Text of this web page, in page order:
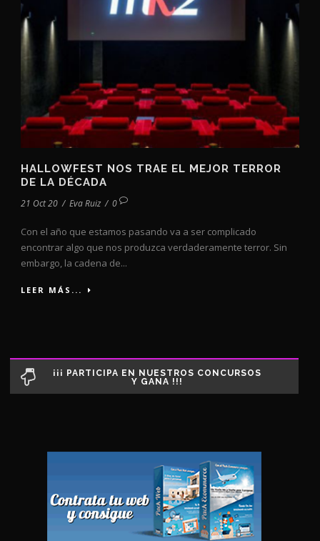
HALLOWFEST NOS TRAE EL MEJOR TERROR
DE LA DÉCADA
21 Oct 20 / Eva Ruiz / 0
Con el año que estamos pasando va a ser complicado
encontrar algo que nos produzca verdaderamente terror. Sin
embargo, la cadena de...
LEER MÁS...
¡¡¡ PARTICIPA EN NUESTROS CONCURSOS
Y GANA !!!